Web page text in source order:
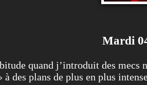
Mardi
quand j’introduit des mecs
à des plans de plus en plus